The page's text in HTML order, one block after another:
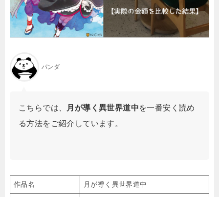
パンダ
こちらでは、 月が導く異世界道中を一番安く読め
る方法をご紹介しています。
作品名 月が導く異世界道中